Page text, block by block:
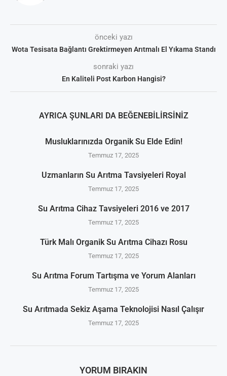
önceki yazı
Wota Tesisata Bağlantı Grektirmeyen Arıtmalı El Yıkama Standı
sonraki yazı
En Kaliteli Post Karbon Hangisi?
AYRICA ŞUNLARI DA BEĞENEBILIRSINIZ
Musluklarınızda Organik Su Elde Edin!
Temmuz 17, 2025
Uzmanların Su Arıtma Tavsiyeleri Royal
Temmuz 17, 2025
Su Arıtma Cihaz Tavsiyeleri 2016 ve 2017
Temmuz 17, 2025
Türk Malı Organik Su Arıtma Cihazı Rosu
Temmuz 17, 2025
Su Arıtma Forum Tartışma ve Yorum Alanları
Temmuz 17, 2025
Su Arıtmada Sekiz Aşama Teknolojisi Nasıl Çalışır
Temmuz 17, 2025
YORUM BIRAKIN